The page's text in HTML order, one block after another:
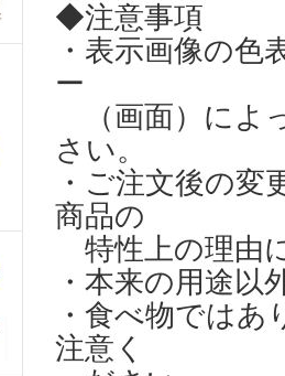
◆注意事項
・表示画像の
ー
（画面）によ
さい。
・ご注文後の
商品の
特性上の理由
・本来の用途
・食べ物では
注意く